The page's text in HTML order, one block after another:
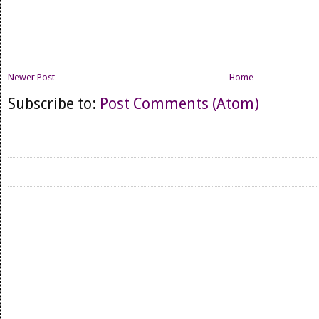
Newer Post Home
Subscribe to: Post Comments (Atom)